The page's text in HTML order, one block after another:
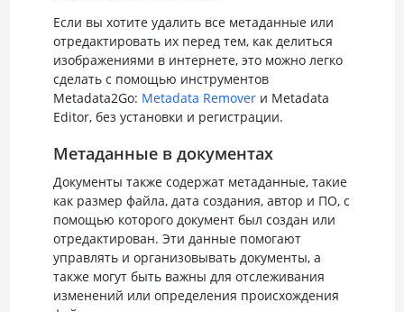
Если вы хотите удалить все метаданные или
отредактировать их перед тем, как делиться
изображениями в интернете, это можно легко
сделать с помощью инструментов
Metadata2Go: Metadata Removerи Metadata
Editor, без установки и регистрации.
Метаданные в документах
Документы также содержат метаданные, такие
как размер файла, дата создания, автор и ПО, с
помощью которого документ был создан или
отредактирован. Эти данные помогают
управлять и организовывать документы, а
также могут быть важны для отслеживания
изменений или определения происхождения